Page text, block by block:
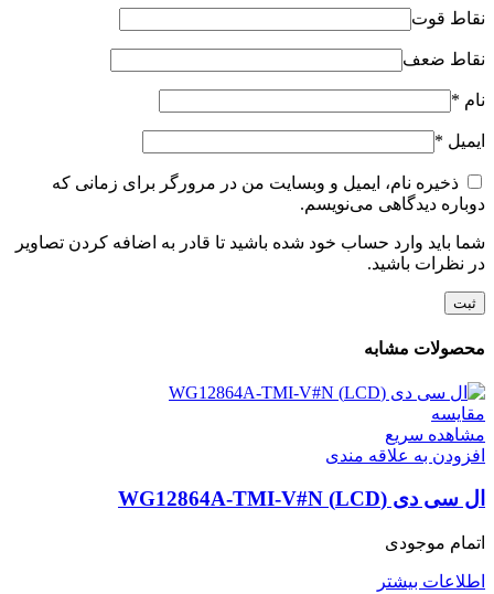
نقاط قوت
نقاط ضعف
نام *
ایمیل *
ذخیره نام، ایمیل و وبسایت من در مرورگر برای زمانی که
دوباره دیدگاهی می‌نویسم.
شما باید وارد حساب خود شده باشید تا قادر به اضافه کردن تصاویر
در نظرات باشید.
محصولات مشابه
مقایسه
مشاهده سریع
افزودن به علاقه مندی
ال سی دی (LCD) WG12864A-TMI-V#N
اتمام موجودی
اطلاعات بیشتر